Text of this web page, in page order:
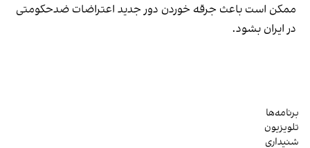
ممکن است باعث جرقه خوردن دور جدید اعتراضات ضدحکومتی
در ایران بشود.
برنامه‌ها
تلویزیون
شنیداری